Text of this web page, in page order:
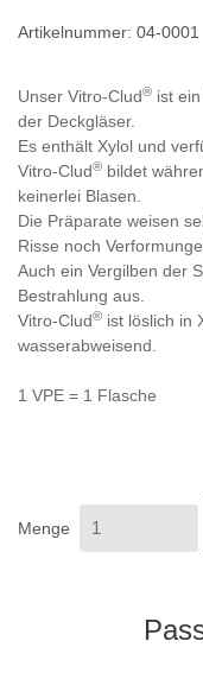
Artikelnummer: 04-0001
Unser Vitro-Clud® ist
der Deckgläser.
Es enthält Xylol und
Vitro-Clud® bildet
keinerlei Blasen.
Die Präparate weisen
Risse noch
Auch ein Vergilben der
Bestrahlung aus.
Vitro-Clud® ist löslich in
wasserabweisend.
1 VPE = 1 Flasche
Menge